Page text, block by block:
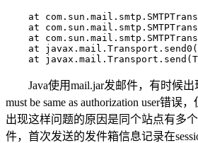
at
at
at
at
at
Java使用mail.jar发邮件，有时候出
must be same as authorization user错误
出现这样问题的原因是同个站点有多
件，首次发送的发件箱信息记录在